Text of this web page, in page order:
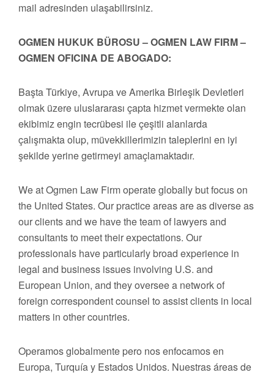
mail adresinden ulaşabilirsiniz.
OGMEN HUKUK BÜROSU – OGMEN LAW FIRM –
OGMEN OFICINA DE ABOGADO:
Başta Türkiye, Avrupa ve Amerika Birleşik Devletleri
olmak üzere uluslararası çapta hizmet vermekte olan
ekibimiz engin tecrübesi ile çeşitli alanlarda
çalışmakta olup, müvekkillerimizin taleplerini en iyi
şekilde yerine getirmeyi amaçlamaktadır.
We at Ogmen Law Firm operate globally but focus on
the United States. Our practice areas are as diverse as
our clients and we have the team of lawyers and
consultants to meet their expectations. Our
professionals have particularly broad experience in
legal and business issues involving U.S. and
European Union, and they oversee a network of
foreign correspondent counsel to assist clients in local
matters in other countries.
Operamos globalmente pero nos enfocamos en
Europa, Turquía y Estados Unidos. Nuestras áreas de